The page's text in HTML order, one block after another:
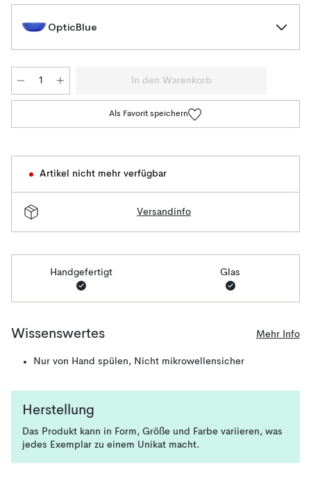
OpticBlue
In den Warenkorb
Als Favorit speichern
Artikel nicht mehr verfügbar
Versandinfo
Handgefertigt Glas
Wissenswertes Mehr Info
Nur von Hand spülen, Nicht mikrowellensicher
Herstellung
Das Produkt kann in Form, Größe und Farbe variieren, was
jedes Exemplar zu einem Unikat macht.